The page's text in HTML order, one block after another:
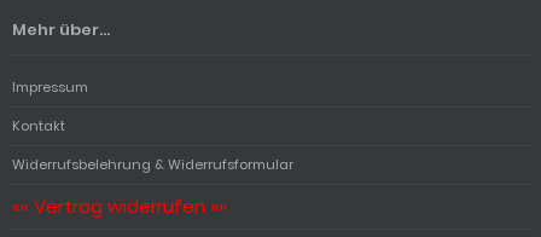
Mehr über...
Impressum
Kontakt
Widerrufsbelehrung & Widerrufsformular
«« Vertrag widerrufen »»